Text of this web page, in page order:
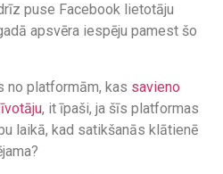
puse Facebook lietotāju
apsvēra iespēju pamest šo
no platformām, kas savieno
, it īpaši, ja šīs platformas
laikā, kad satikšanās klātienē